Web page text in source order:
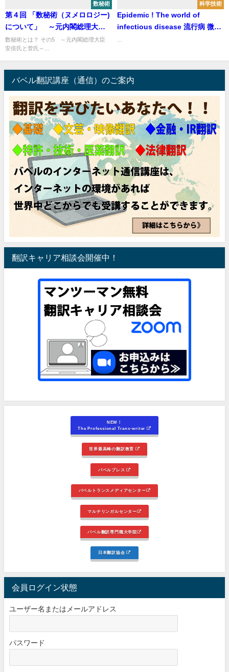
数秘術
第４回 「数秘術（ヌメロロジー)
について」 ～元内閣総理大
臣 安倍氏と菅氏～
数秘術とは？ その5 ～元内閣総理大臣
安倍氏と菅氏～...
科学技術
Epidemic ! The world of
infectious disease 流行病 微生
バベル翻訳講座（通信）のご案内
翻訳キャリア相談会開催中！
NEW！
The Professional Trans-writer
世界最高峰の翻訳教育
バベルプレス
バベルトランスメディアセンター
マルチリンガルセンター
バベル翻訳専門職大学院
日本翻訳協会
会員ログイン状態
ユーザー名またはメールアドレス
パスワード